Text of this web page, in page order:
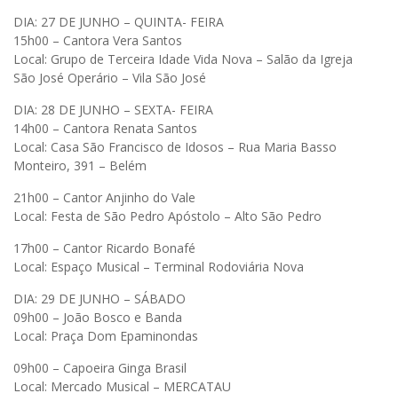
DIA: 27 DE JUNHO – QUINTA- FEIRA
15h00 – Cantora Vera Santos
Local: Grupo de Terceira Idade Vida Nova – Salão da Igreja
São José Operário – Vila São José
DIA: 28 DE JUNHO – SEXTA- FEIRA
14h00 – Cantora Renata Santos
Local: Casa São Francisco de Idosos – Rua Maria Basso
Monteiro, 391 – Belém
21h00 – Cantor Anjinho do Vale
Local: Festa de São Pedro Apóstolo – Alto São Pedro
17h00 – Cantor Ricardo Bonafé
Local: Espaço Musical – Terminal Rodoviária Nova
DIA: 29 DE JUNHO – SÁBADO
09h00 – João Bosco e Banda
Local: Praça Dom Epaminondas
09h00 – Capoeira Ginga Brasil
Local: Mercado Musical – MERCATAU